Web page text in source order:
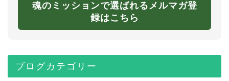
魂のミッションで選ばれるメルマガ登
録はこちら
ブログカテゴリー